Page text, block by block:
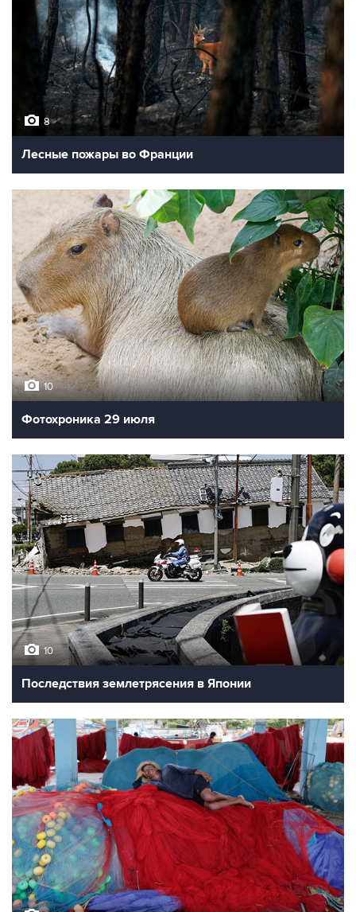
8
Лесные пожары во Франции
10
Фотохроника 29 июля
10
Последствия землетрясения в Японии